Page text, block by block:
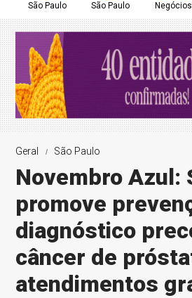
São Paulo São Paulo Negócios
Geral São Paulo
Novembro Azul:
promove
diagnóstico
câncer de
atendimentos